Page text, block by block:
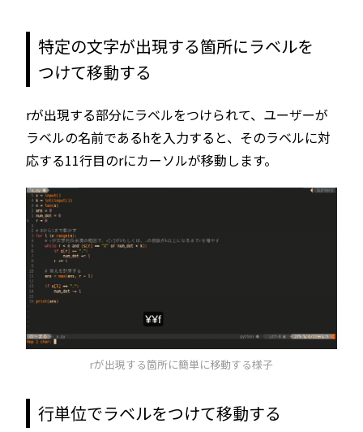
特定の文字が出現する箇所にラベルを
つけて移動する
rが出現する部分にラベルをつけられて、ユーザーが
ラベルの名前であるhを入力すると、そのラベルに対
応する11行目のrにカーソルが移動します。
rが出現する箇所に簡単に移動する様子
行単位でラベルをつけて移動する